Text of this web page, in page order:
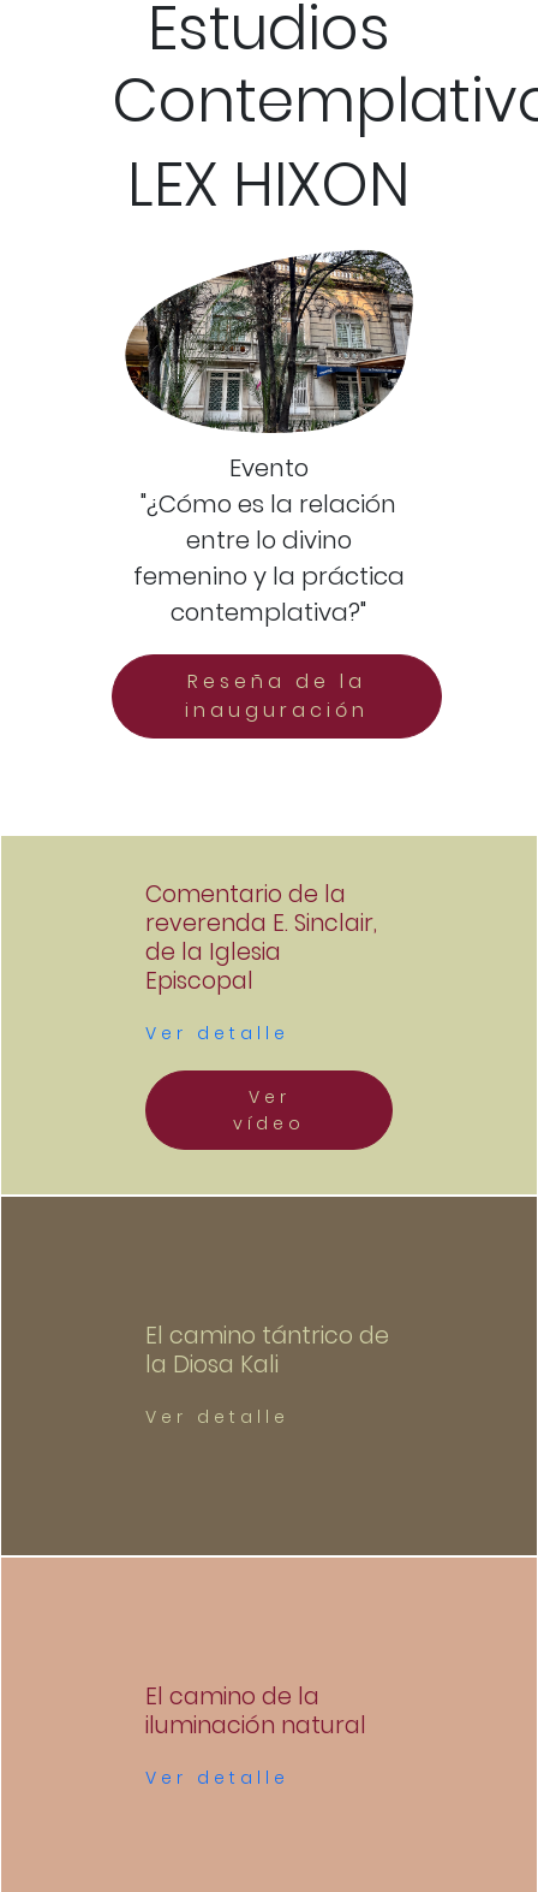
Estudios
LEX HIXON
Evento
"¿Cómo es la relación
entre lo divino
femenino y la práctica
contemplativa?"
Reseña de la
inauguración
Comentario de la
reverenda E. Sinclair,
de la Iglesia
Episcopal
Ver detalle
Ver
vídeo
El camino tántrico de
la Diosa Kali
Ver detalle
El camino de la
iluminación natural
Ver detalle